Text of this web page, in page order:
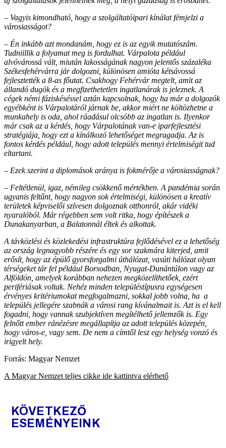
– Vagyis kimondható, hogy a szolgáltatóipari kínálat fémjelzi a
városiasságot?
– Én inkább azt mondanám, hogy ez is az egyik mutatószám.
Tudniillik a folyamat meg is fordulhat. Várpalota például
alvóvárossá vált, miután lakosságának nagyon jelentős százaléka
Székesfehérvárra jár dolgozni, különösen amióta kétsávossá
fejlesztették a 8-as főutat. Csakhogy Fehérvár megtelt, amit az
állandó dugók és a megfizethetetlen ingatlanárak is jeleznek. A
cégek némi fáziskéséssel aztán kapcsolnak, hogy ha már a dolgozók
egyébként is Várpalotáról járnak be, akkor miért ne költözhetne a
munkahely is oda, ahol ráadásul olcsóbb az ingatlan is. Ilyenkor
már csak az a kérdés, hogy Várpalotának van-e iparfejlesztési
stratégiája, hogy ezt a kínálkozó lehetőséget megragadja. Az is
fontos kérdés például, hogy adott település mennyi értelmiségit tud
eltartani.
– Ezek szerint a diplomások aránya is fokmérője a városiasságnak?
– Feltétlenül, igaz, némileg csökkenő mértékben. A pandémia során
ugyanis feltűnt, hogy nagyon sok értelmiségi, különösen a kreatív
területek képviselői szívesen dolgoznak otthonról, akár vidéki
nyaralóból. Már régebben sem volt ritka, hogy építészek a
Dunakanyarban, a Balatonnál éltek és alkottak.
A távközlési és közlekedési infrastruktúra fejlődésével ez a lehetőség
az ország legnagyobb részére és egy sor szakmára kiterjed, amit
erősít, hogy az épülő gyorsforgalmi úthálózat, vasúti hálózat olyan
térségeket tár fel például Borsodban, Nyugat-Dunántúlon vagy az
Alföldön, amelyek korábban nehezen megközelíthetőek, ezért
perifériásak voltak. Nehéz minden településtípusra egységesen
érvényes kritériumokat megfogalmazni, sokkal jobb volna, ha a
település jellegére szabnák a városi rang kívánalmait is. Azt is el kell
fogadni, hogy vannak szubjektíven megítélhető jellemzők is. Egy
felnőtt ember ránézésre megállapítja az adott település közepén,
hogy város-e, vagy sem. De nem a címtől lesz egy helység vonzó és
irigyelt hely.
Forrás: Magyar Nemzet
A Magyar Nemzet teljes cikke ide kattintva elérhető
KÖVETKEZŐ
ESEMÉNYEINK